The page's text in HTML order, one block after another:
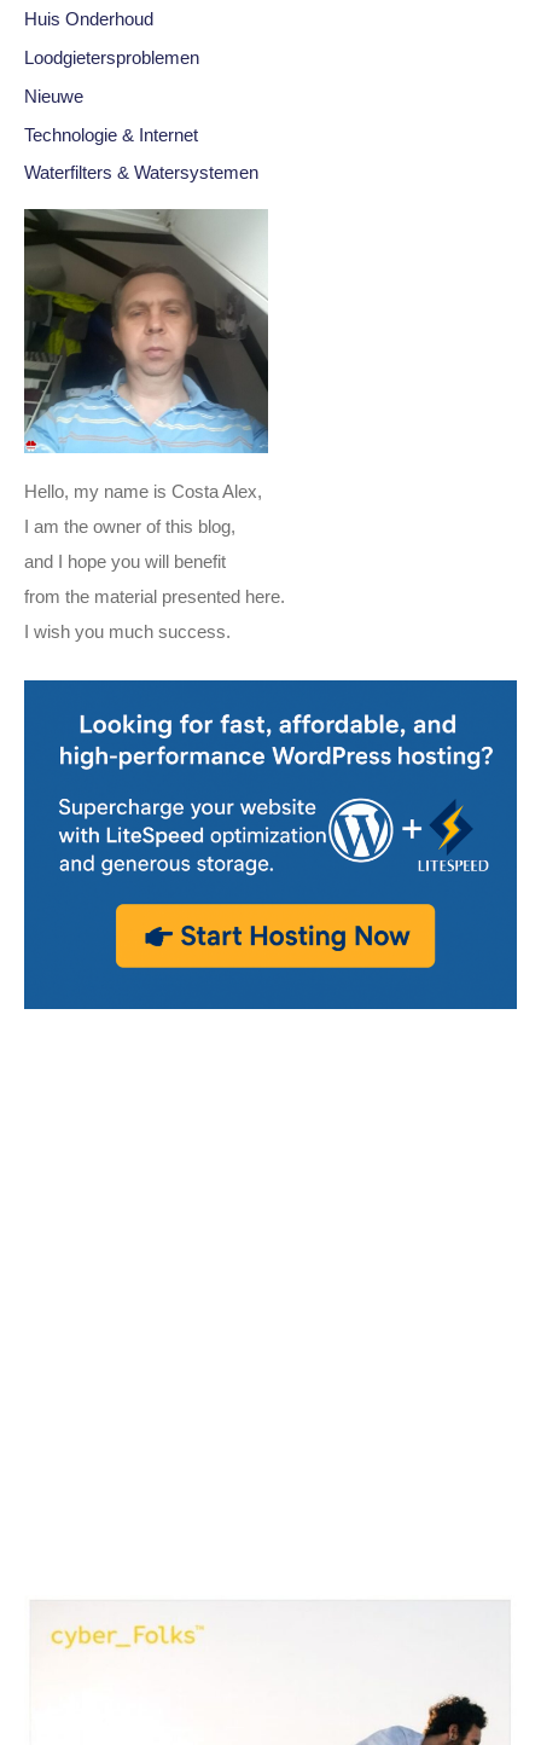
Huis Onderhoud
Loodgietersproblemen
Nieuwe
Technologie & Internet
Waterfilters & Watersystemen
Hello, my name is Costa Alex,
I am the owner of this blog,
and I hope you will benefit
from the material presented here.
I wish you much success.